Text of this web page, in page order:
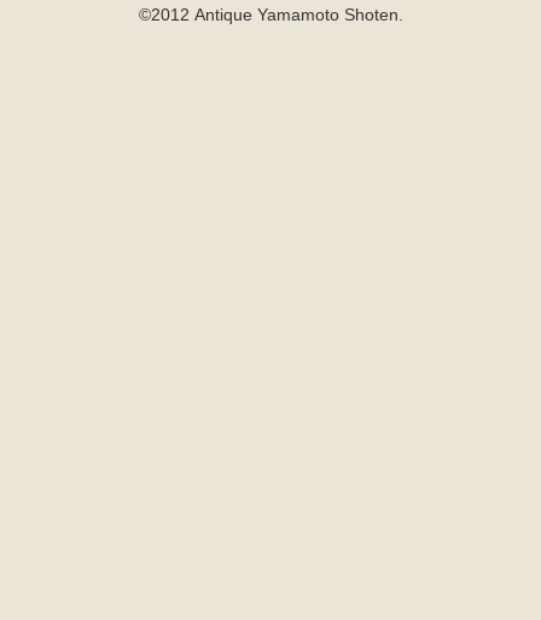
©2012 Antique Yamamoto Shoten.